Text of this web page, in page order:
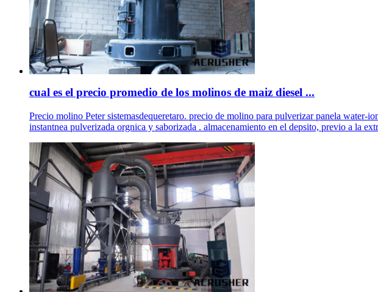
cual es el precio promedio de los molinos de maiz diesel ...
Precio molino Peter sistemasdequeretaro. precio de molino para pulverizar panela
instantnea pulverizada orgnica y saborizada . almacenamiento en el depsito, previo a la